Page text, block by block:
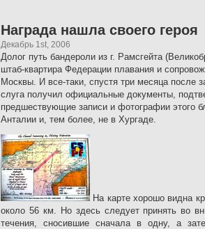
Награда нашла своего героя
Декабрь 1st, 2006
Долог путь бандероли из г. Рамсгейта
штаб-квартира Федерации плавания и
Москвы. И все-таки, спустя три месяца после
слуга получил официальные документы,
предшествующие записи и фотографии этого
Анталии и, тем более, не в Хургаде.
На карте хорошо видна
около 56 км. Но здесь следует принять во
течения, сносившие сначала в одну, а